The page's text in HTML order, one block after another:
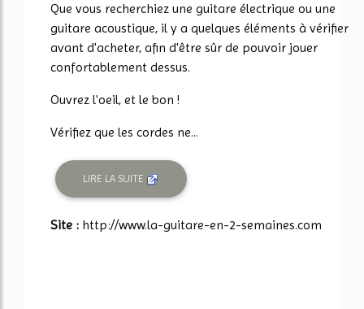
Que vous recherchiez une guitare électrique ou une
guitare acoustique, il y a quelques éléments à vérifier
avant d'acheter, afin d'être sûr de pouvoir jouer
confortablement dessus.
Ouvrez l'oeil, et le bon !
Vérifiez que les cordes ne...
LIRE LA SUITE
Site : http://www.la-guitare-en-2-semaines.com